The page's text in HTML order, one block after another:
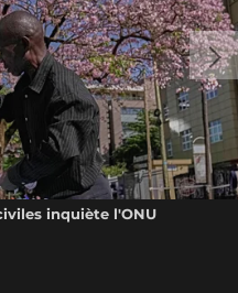
inquiète l'ONU